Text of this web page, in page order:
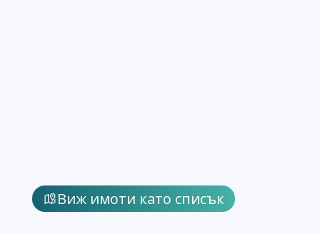
Виж имоти като списък